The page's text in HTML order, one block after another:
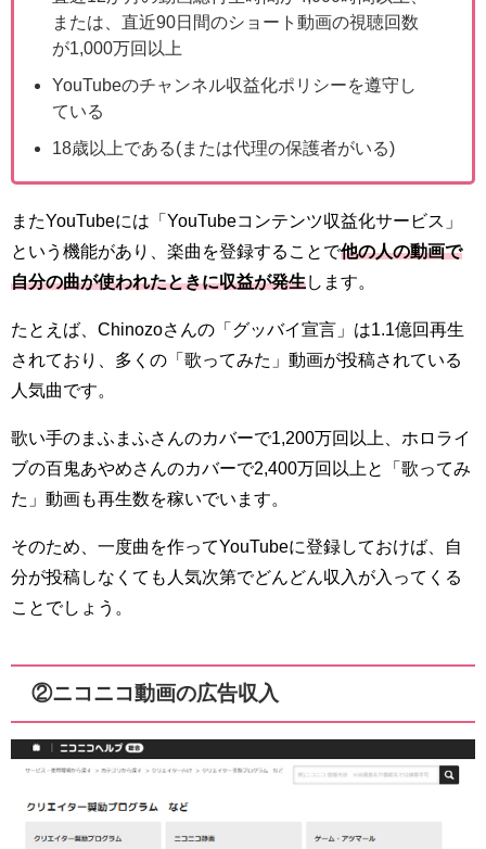
または、直近90日間のショート動画の視聴回数
が1,000万回以上
YouTubeのチャンネル収益化ポリシーを遵守し
ている
18歳以上である(または代理の保護者がいる)
またYouTubeには「YouTubeコンテンツ収益化サービス」
という機能があり、楽曲を登録することで他の人の動画で
自分の曲が使われたときに収益が発生します。
たとえば、Chinozoさんの「グッバイ宣言」は1.1億回再生
されており、多くの「歌ってみた」動画が投稿されている
人気曲です。
歌い手のまふまふさんのカバーで1,200万回以上、ホロライ
ブの百鬼あやめさんのカバーで2,400万回以上と「歌ってみ
た」動画も再生数を稼いでいます。
そのため、一度曲を作ってYouTubeに登録しておけば、自
分が投稿しなくても人気次第でどんどん収入が入ってくる
ことでしょう。
②ニコニコ動画の広告収入